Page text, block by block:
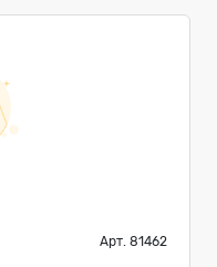
Арт. 81462